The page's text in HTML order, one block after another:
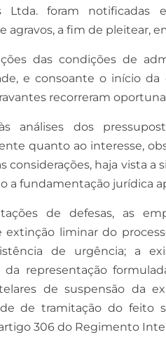
Ltda. foram notificadas
agravos, a fim de pleitear,
das condições de
e consoante o início da
recorreram
análises dos
quanto ao interesse,
considerações, haja vista a
a fundamentação jurídica
de defesas, as
extinção liminar do
de urgência; a
da representação
de suspensão da
de tramitação do feito
306 do Regimento